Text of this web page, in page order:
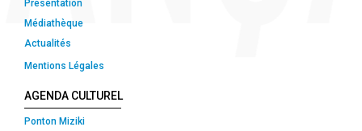
Présentation
Médiathèque
Actualités
Mentions Légales
AGENDA CULTUREL
Ponton Miziki